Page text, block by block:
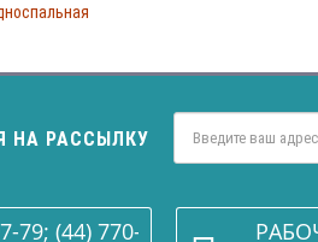
НА РАССЫЛКУ
79; (44) 770-86-68